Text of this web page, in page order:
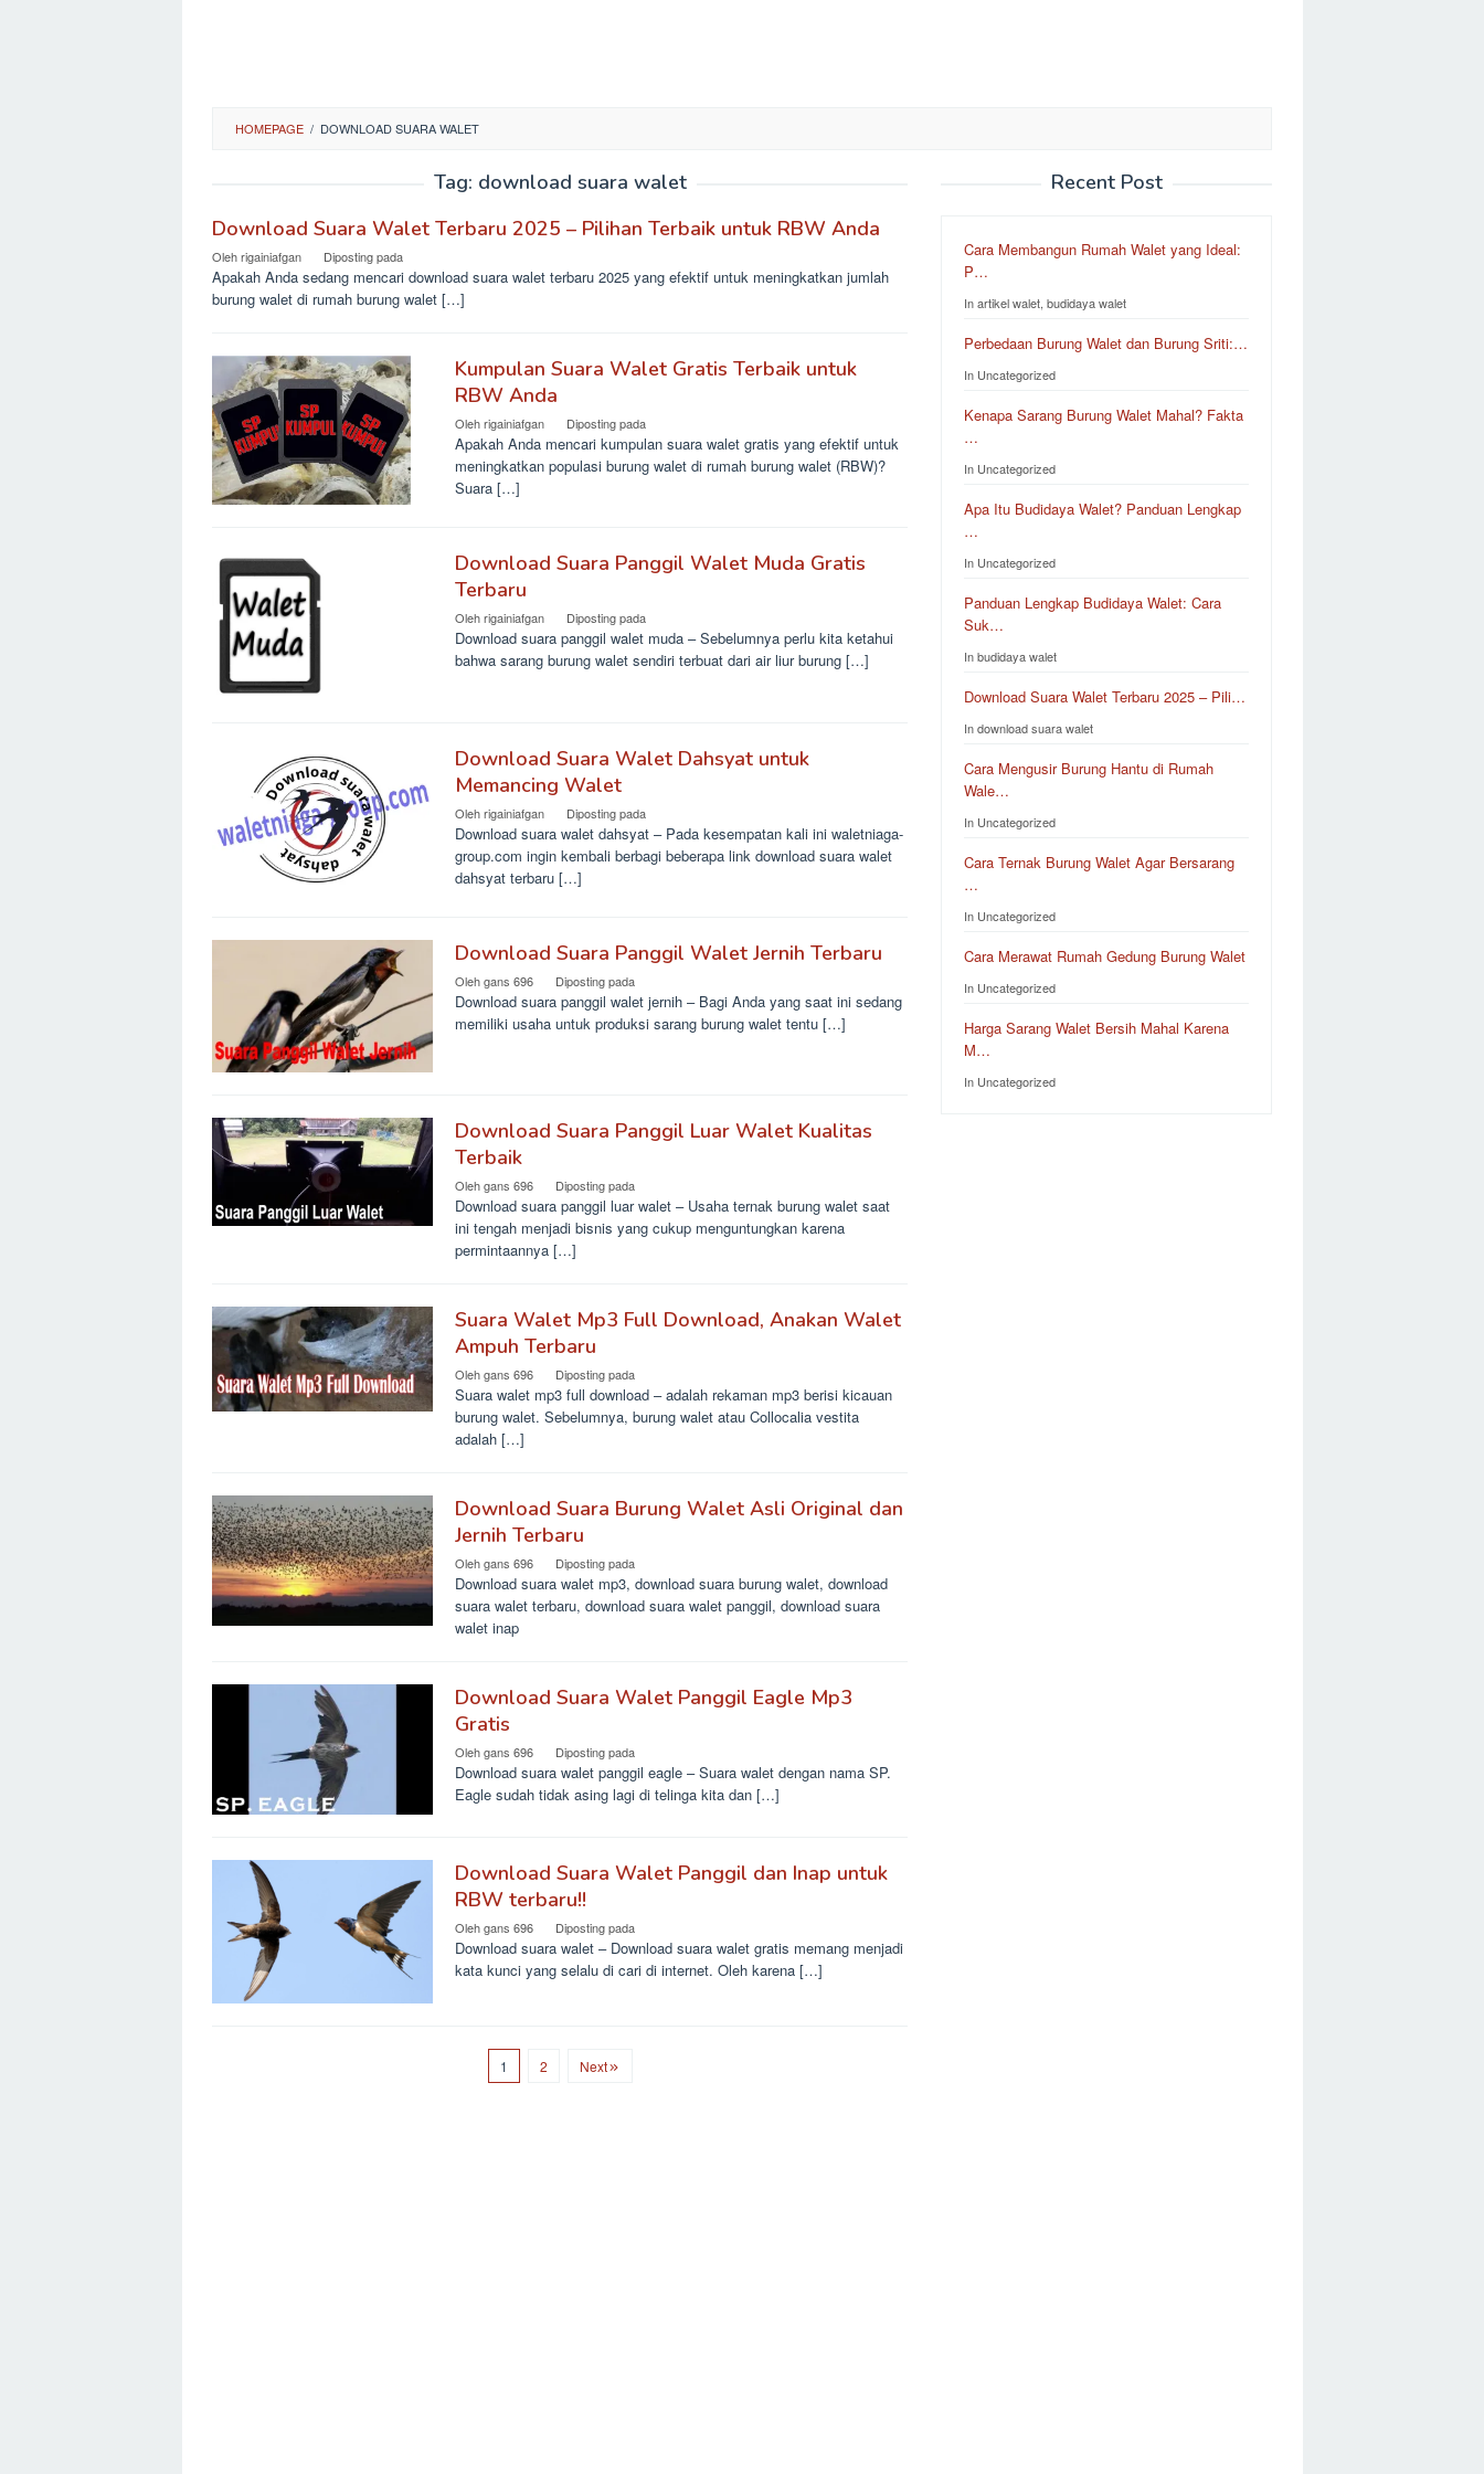
HOMEPAGE / DOWNLOAD SUARA WALET
Tag: download suara walet
Download Suara Walet Terbaru 2025 – Pilihan Terbaik untuk RBW Anda
Olehrigainiafgan Diposting pada
Apakah Anda sedang mencari download suara walet terbaru 2025 yang efektif untuk meningkatkan jumlah
burung walet di rumah burung walet […]
Kumpulan Suara Walet Gratis Terbaik untuk
RBW Anda
Olehrigainiafgan Diposting pada
Apakah Anda mencari kumpulan suara walet gratis yang efektif untuk
meningkatkan populasi burung walet di rumah burung walet (RBW)?
Suara […]
Download Suara Panggil Walet Muda Gratis
Terbaru
Olehrigainiafgan Diposting pada
Download suara panggil walet muda – Sebelumnya perlu kita ketahui
bahwa sarang burung walet sendiri terbuat dari air liur burung […]
Download Suara Walet Dahsyat untuk
Memancing Walet
Olehrigainiafgan Diposting pada
Download suara walet dahsyat – Pada kesempatan kali ini waletniaga-
group.com ingin kembali berbagi beberapa link download suara walet
dahsyat terbaru […]
Download Suara Panggil Walet Jernih Terbaru
Olehgans 696 Diposting pada
Download suara panggil walet jernih – Bagi Anda yang saat ini sedang
memiliki usaha untuk produksi sarang burung walet tentu […]
Download Suara Panggil Luar Walet Kualitas
Terbaik
Olehgans 696 Diposting pada
Download suara panggil luar walet – Usaha ternak burung walet saat
ini tengah menjadi bisnis yang cukup menguntungkan karena
permintaannya […]
Suara Walet Mp3 Full Download, Anakan Walet
Ampuh Terbaru
Olehgans 696 Diposting pada
Suara walet mp3 full download – adalah rekaman mp3 berisi kicauan
burung walet. Sebelumnya, burung walet atau Collocalia vestita
adalah […]
Download Suara Burung Walet Asli Original dan
Jernih Terbaru
Olehgans 696 Diposting pada
Download suara walet mp3, download suara burung walet, download
suara walet terbaru, download suara walet panggil, download suara
walet inap
Download Suara Walet Panggil Eagle Mp3
Gratis
Olehgans 696 Diposting pada
Download suara walet panggil eagle – Suara walet dengan nama SP.
Eagle sudah tidak asing lagi di telinga kita dan […]
Download Suara Walet Panggil dan Inap untuk
RBW terbaru!!
Olehgans 696 Diposting pada
Download suara walet – Download suara walet gratis memang menjadi
kata kunci yang selalu di cari di internet. Oleh karena […]
1 2 Next
Recent Post
Cara Membangun Rumah Walet yang Ideal:
P…
In artikel walet, budidaya walet
Perbedaan Burung Walet dan Burung Sriti:…
In Uncategorized
Kenapa Sarang Burung Walet Mahal? Fakta
…
In Uncategorized
Apa Itu Budidaya Walet? Panduan Lengkap
…
In Uncategorized
Panduan Lengkap Budidaya Walet: Cara
Suk…
In budidaya walet
Download Suara Walet Terbaru 2025 – Pili…
In download suara walet
Cara Mengusir Burung Hantu di Rumah
Wale…
In Uncategorized
Cara Ternak Burung Walet Agar Bersarang
…
In Uncategorized
Cara Merawat Rumah Gedung Burung Walet
In Uncategorized
Harga Sarang Walet Bersih Mahal Karena
M…
In Uncategorized